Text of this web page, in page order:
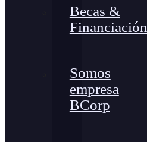
Becas &
Financiación
Somos
empresa
BCorp